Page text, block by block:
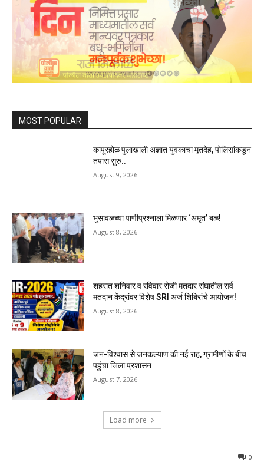
MOST POPULAR
कापूरहोळ पुलाखाली अज्ञात युवकाचा मृतदेह, पोलिसांकडून
तपास सुरु..
August 9, 2026
भुसावळच्या पाणीप्रश्नाला मिळणार ‘अमृत’ बळ!
August 8, 2026
शहरात शनिवार व रविवार रोजी मतदार संघातील सर्व
मतदान केंद्रांवर विशेष SRI अर्ज शिबिरांचे आयोजन!
August 8, 2026
जन-विश्वास से जनकल्याण की नई राह, ग्रामीणों के बीच
पहुंचा जिला प्रशासन
August 7, 2026
Load more
0